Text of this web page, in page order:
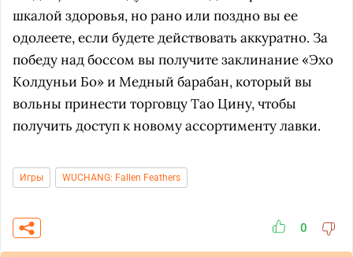
шкалой здоровья, но рано или поздно вы ее
одолеете, если будете действовать аккуратно. За
победу над боссом вы получите заклинание «Эхо
Колдуньи Бо» и Медный барабан, который вы
вольны принести торговцу Тао Цину, чтобы
получить доступ к новому ассортименту лавки.
Игры WUCHANG: Fallen Feathers
0